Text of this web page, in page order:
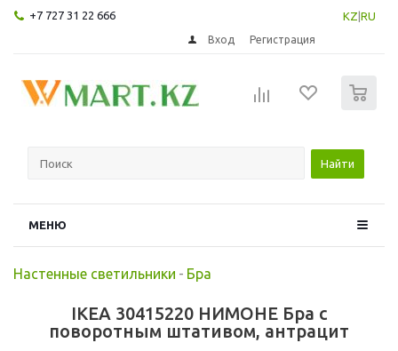
+7 727 31 22 666 KZ RU
Вход Регистрация
Найти
МЕНЮ
Настенные светильники - Бра
IKEA 30415220 НИМОНЕ Бра с
поворотным штативом, антрацит